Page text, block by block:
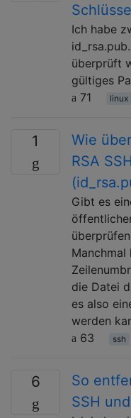
Ich habe
überprüft
gültiges
71
linux
1
Wie
RSA
Gibt es
Manchmal
die Datei
es also
werden
63
ssh
6
So
SSH